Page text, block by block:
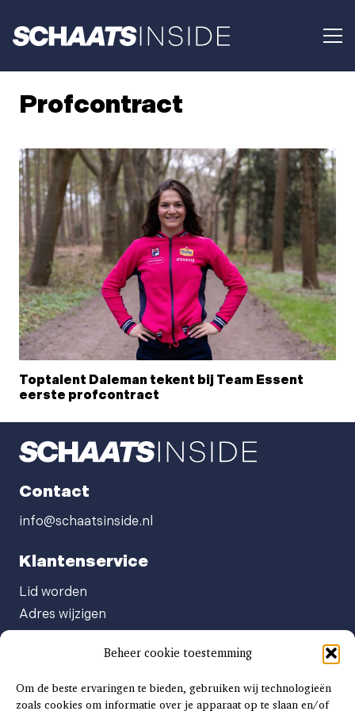
Beheer cookie toestemming
Om de beste ervaringen te bieden, gebruiken wij technologieën
zoals cookies om informatie over je apparaat op te slaan en/of
Profcontract
Toptalent Daleman tekent bij Team Essent
eerste profcontract
Contact
info@schaatsinside.nl
Klantenservice
Lid worden
Adres wijzigen
Abonnement opzeggen
Afgeven automatische incasso
Factuur betalen